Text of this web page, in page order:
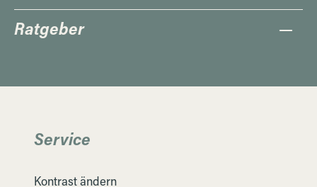
Ratgeber
Service
Kontrast ändern